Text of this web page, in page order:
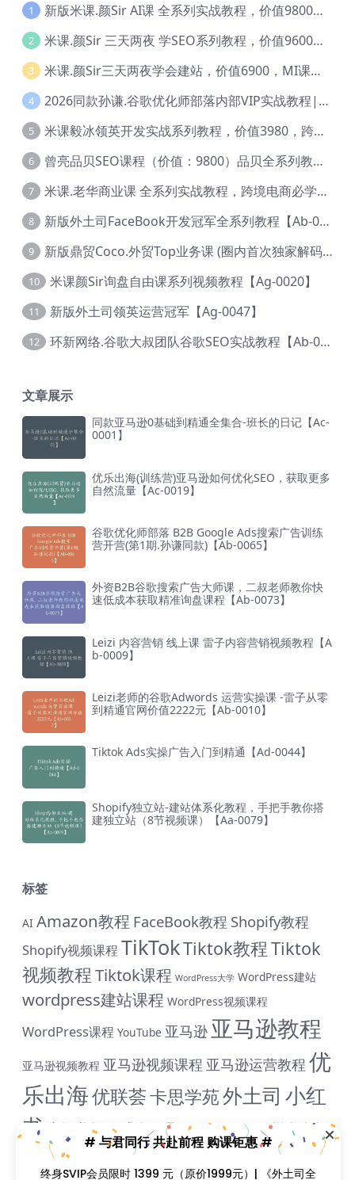
1 新版米课.颜Sir AI课 全系列实战教程，价值9800，跨境首选！【Ag-0052】
2 米课.颜Sir 三天两夜 学SEO系列教程，价值9600元，跨境人都在学 【Ag-0056】
3 米课.颜Sir三天两夜学会建站，价值6900，MI课甄选课程 【Ag-0055】
4 2026同款孙谦.谷歌优化师部落内部VIP实战教程|价值4999元全网独家解码（官方报名版本）【@034】
5 米课毅冰领英开发实战系列教程，价值3980，跨境必选【Ag-0049】
6 曾亮品贝SEO课程（价值：9800）品贝全系列教程 【Ab-0022】
7 米课.老华商业课 全系列实战教程，跨境电商必学，价值16900元【Ag-0053】
8 新版外土司FaceBook开发冠军全系列教程【Ab-0021】
9 新版鼎贸Coco.外贸Top业务课 (圈内首次独家解码|460节课)【Ag-0091】
10 米课颜Sir询盘自由课系列视频教程【Ag-0020】
11 新版外土司领英运营冠军【Ag-0047】
12 环新网络.谷歌大叔团队谷歌SEO实战教程【Ab-0024】
文章展示
同款亚马逊0基础到精通全集合-班长的日记【Ac-
0001】
优乐出海(训练营)亚马逊如何优化SEO，获取更多
自然流量【Ac-0019】
谷歌优化师部落 B2B Google Ads搜索广告训练
营开营(第1期.孙谦同款)【Ab-0065】
外资B2B谷歌搜索广告大师课，二叔老师教你快
速低成本获取精准询盘课程【Ab-0073】
Leizi 内容营销 线上课 雷子内容营销视频教程【A
b-0009】
Leizi老师的谷歌Adwords 运营实操课 -雷子从零
到精通官网价值2222元【Ab-0010】
Tiktok Ads实操广告入门到精通【Ad-0044】
Shopify独立站-建站体系化教程，手把手教你搭
建独立站（8节视频课）【Aa-0079】
标签
AI Amazon教程 FaceBook教程 Shopify教程
Shopify视频课程 TikTokTiktok教程Tiktok
视频教程Tiktok课程 WordPress大学 WordPress建站
wordpress建站课程 WordPress视频课程
WordPress课程 YouTube 亚马逊 亚马逊教程
亚马逊视频教程 亚马逊视频课程 亚马逊运营教程 优
乐出海优联荟卡思学苑外土司 小红
书 小红书教程 成人用品 抖音教程 拼多多 拼多多教
淘宝教程 米课
# 与君同行 共赴前程 购课钜惠 #
终身SVIP会员限时 1399 元（原价1999元）| 《外土司全